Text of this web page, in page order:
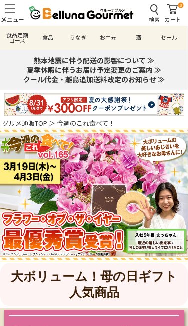
検索
0
カート
食品定期
コース 食品 うなぎ お中元 酒 セール
熊本地震に伴う配送の影響について ≫
夏季休暇に伴うお届け予定変更のご案内 ≫
クール代金・離島追加送料改定のお知らせ ≫
グルメ通販TOP ＞ 今週のこれ食べて！
大ボリューム！母の日ギフト
人気商品